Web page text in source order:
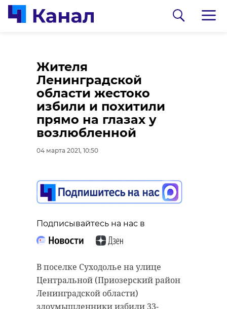
Жителя
Ленинградской
области жестоко
избили и похитили
прямо на глазах у
возлюбленной
04 марта 2021, 10:50
Подписывайтесь на нас в
В поселке Суходолье на улице
Центральной (Приозерский район
Ленинградской области)
злоумышленники избили 33-
Во Всеволожском
районе задержали
браконьеров
04 марта 2021, 10:47
Подписывайтесь на нас в
2 марта сотрудники Региональной
общественной организации «Клуб
Ленинградской области» в районе
деревни Керро (Всеволожский
район) в лесном массиве
обнаружили место незаконной
Полицейские
ликвидировали
группировку,
похищавшую
иномарки в
Петербурге и
Ленобласти
Подписывайтесь на нас в
Полиция Санкт-Петербурга
провела масштабную
спецоперацию по ликвидации